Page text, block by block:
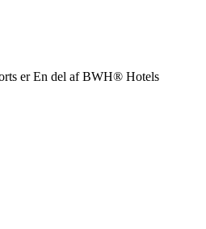
erEn del af BWH® Hotels